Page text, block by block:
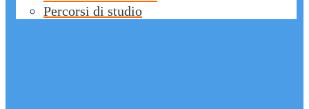
Percorsi di studio